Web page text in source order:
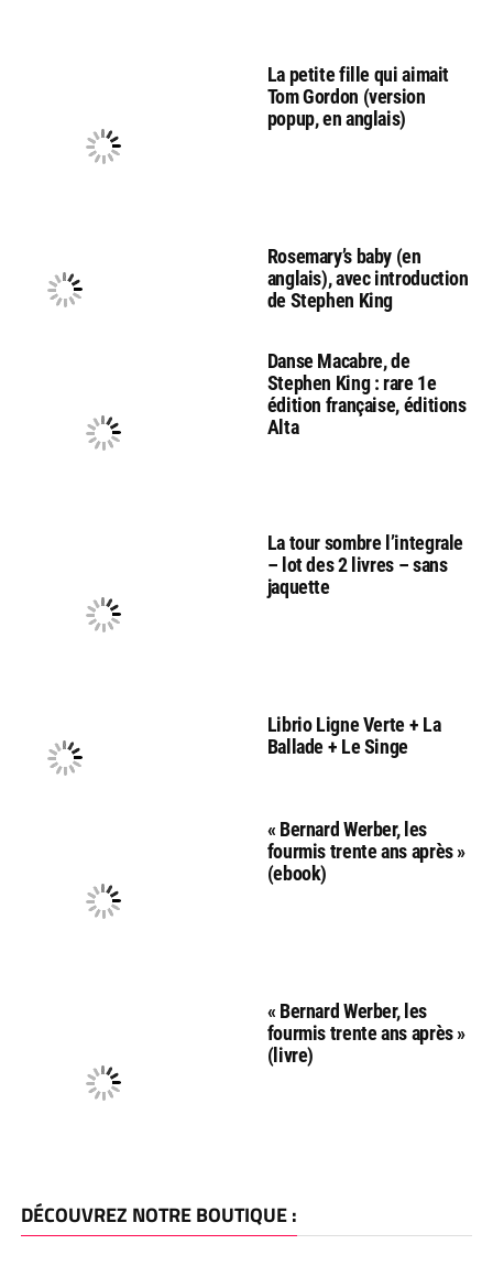
La petite fille qui aimait
Tom Gordon (version
popup, en anglais)
Rosemary’s baby (en
anglais), avec introduction
de Stephen King
Danse Macabre, de
Stephen King : rare 1e
édition française, éditions
Alta
La tour sombre l’integrale
– lot des 2 livres – sans
jaquette
Librio Ligne Verte + La
Ballade + Le Singe
« Bernard Werber, les
fourmis trente ans après »
(ebook)
« Bernard Werber, les
fourmis trente ans après »
(livre)
DÉCOUVREZ NOTRE BOUTIQUE :